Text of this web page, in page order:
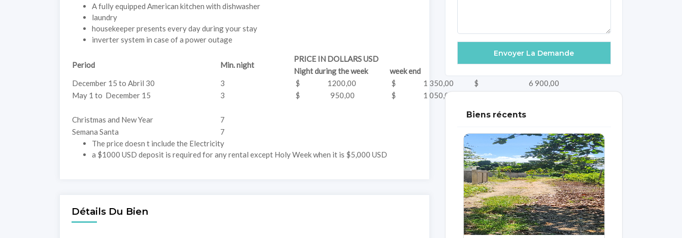
A fully equipped American kitchen with dishwasher
laundry
housekeeper presents every day during your stay
inverter system in case of a power outage
Period Min. night
PRICE IN DOLLARS USD
Night during the week
week end
December 15 to Abril 30
3 $ 1200,00 $ 1 350,00
$ 6 900,00
May 1 to December 15
3 $ 950,00 $ 1 050,00
Christmas and New Year 7
$ 9 500,00
Semana Santa
7
$ 17 500,00
The price doesn t include the Electricity
a $1000 USD deposit is required for any rental except Holy Week when it is $5,000 USD
Détails Du Bien
Biens récents